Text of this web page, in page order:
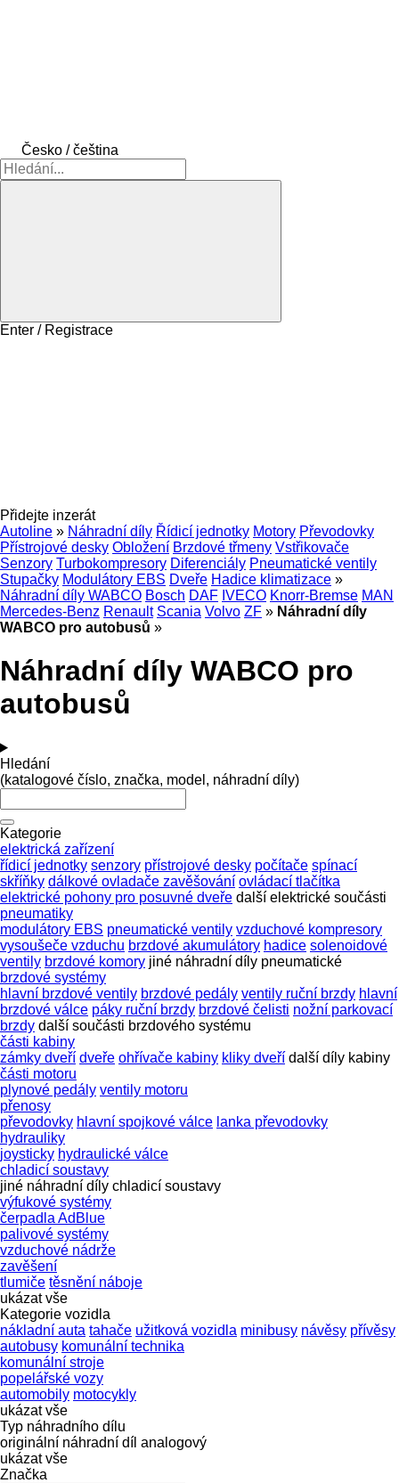
Česko / čeština
Enter / Registrace
Přidejte inzerát
Autoline » Náhradní díly Řídicí jednotky Motory Převodovky
Přístrojové desky Obložení Brzdové třmeny Vstřikovače
Senzory Turbokompresory Diferenciály Pneumatické ventily
Stupačky Modulátory EBS Dveře Hadice klimatizace »
Náhradní díly WABCO Bosch DAF IVECO Knorr-Bremse MAN
Mercedes-Benz Renault Scania Volvo ZF » Náhradní díly
WABCO pro autobusů »
Náhradní díly WABCO pro
autobusů
Hledání
(katalogové číslo, značka, model, náhradní díly)
Kategorie
elektrická zařízení
řídicí jednotky senzory přístrojové desky počítače spínací
skříňky dálkové ovladače zavěšování ovládací tlačítka
elektrické pohony pro posuvné dveře další elektrické součásti
pneumatiky
modulátory EBS pneumatické ventily vzduchové kompresory
vysoušeče vzduchu brzdové akumulátory hadice solenoidové
ventily brzdové komory jiné náhradní díly pneumatické
brzdové systémy
hlavní brzdové ventily brzdové pedály ventily ruční brzdy hlavní
brzdové válce páky ruční brzdy brzdové čelisti nožní parkovací
brzdy další součásti brzdového systému
části kabiny
zámky dveří dveře ohřívače kabiny kliky dveří další díly kabiny
části motoru
plynové pedály ventily motoru
přenosy
převodovky hlavní spojkové válce lanka převodovky
hydrauliky
joysticky hydraulické válce
chladicí soustavy
jiné náhradní díly chladicí soustavy
výfukové systémy
čerpadla AdBlue
palivové systémy
vzduchové nádrže
zavěšení
tlumiče těsnění náboje
ukázat vše
Kategorie vozidla
nákladní auta tahače užitková vozidla minibusy návěsy přívěsy
autobusy komunální technika
komunální stroje
popelářské vozy
automobily motocykly
ukázat vše
Typ náhradního dílu
originální náhradní díl analogový
ukázat vše
Značka